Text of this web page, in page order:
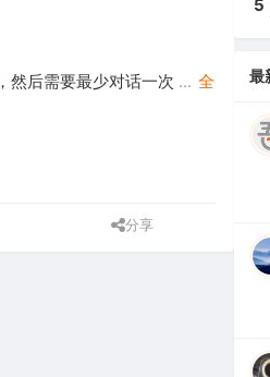
，然后需要最少对话一次 ... 全
分享
5
最